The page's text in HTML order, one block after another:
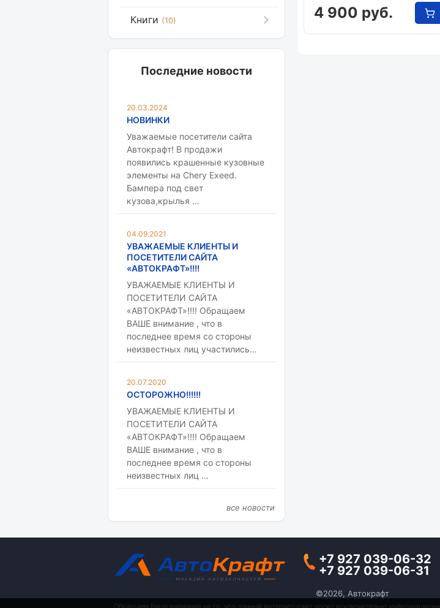
4 900 руб.
Книги (10)
Последние новости
20.03.2024
НОВИНКИ
Уважаемые посетители сайта
Автокрафт! В продажи
появились крашенные кузовные
элементы на Chery Exeed.
Бампера под свет
кузова,крылья …
04.09.2021
УВАЖАЕМЫЕ КЛИЕНТЫ И
ПОСЕТИТЕЛИ САЙТА
«АВТОКРАФТ»!!!!
УВАЖАЕМЫЕ КЛИЕНТЫ И
ПОСЕТИТЕЛИ САЙТА
«АВТОКРАФТ»!!!! Обращаем
ВАШЕ внимание , что в
последнее время со стороны
неизвестных лиц участились…
20.07.2020
ОСТОРОЖНО!!!!!!
УВАЖАЕМЫЕ КЛИЕНТЫ И
ПОСЕТИТЕЛИ САЙТА
«АВТОКРАФТ»!!!! Обращаем
ВАШЕ внимание , что в
последнее время со стороны
неизвестных лиц …
все новости
+7 927 039-06-32
+7 927 039-06-31
©2026, Автокрафт